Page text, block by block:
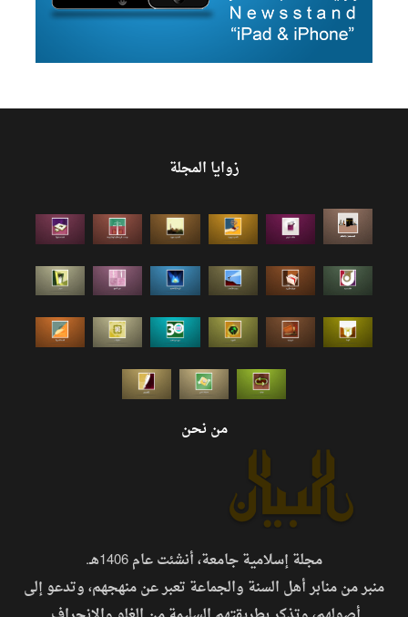
زوايا المجلة
من نحن
مجلة إسلامية جامعة، أنشئت عام 1406هـ.
منبر من منابر أهل السنة والجماعة تعبر عن منهجهم، وتدعو إلى